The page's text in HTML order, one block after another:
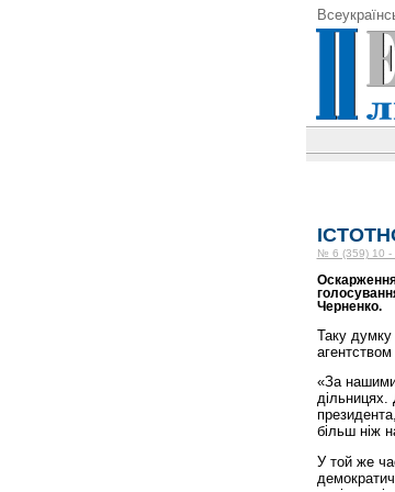
№ 6 (359) 10 -
Оскарження
Черненко.
Таку думку
агентством
«За нашими
дільницях.
більш ніж
У той же